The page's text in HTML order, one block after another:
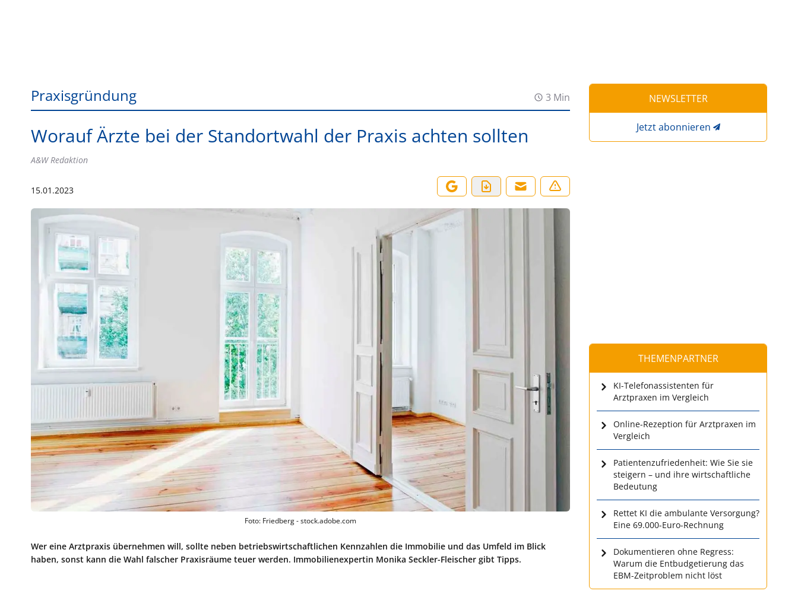
Praxisgründung 3 Min
Worauf Ärzte bei der Standortwahl der Praxis achten sollten
A&W Redaktion
15.01.2023
Foto: Friedberg - stock.adobe.com
Wer eine Arztpraxis übernehmen will, sollte neben betriebswirtschaftlichen Kennzahlen die Immobilie und das Umfeld im Blick
haben, sonst kann die Wahl falscher Praxisräume teuer werden. Immobilienexpertin Monika Seckler-Fleischer gibt Tipps.
NEWSLETTER
Jetzt abonnieren
THEMENPARTNER
KI-Telefonassistenten für
Arztpraxen im Vergleich
Online-Rezeption für Arztpraxen im
Vergleich
Patientenzufriedenheit: Wie Sie sie
steigern – und ihre wirtschaftliche
Bedeutung
Rettet KI die ambulante Versorgung?
Eine 69.000-Euro-Rechnung
Dokumentieren ohne Regress:
Warum die Entbudgetierung das
EBM-Zeitproblem nicht löst